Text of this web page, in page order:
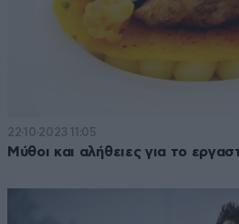
22·10·2023 11:05
Μύθοι και αλήθειες για το